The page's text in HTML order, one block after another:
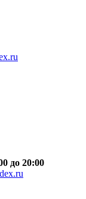
до 20:00